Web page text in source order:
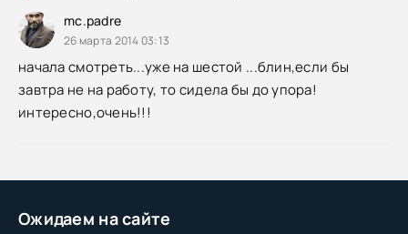
Ожидаем на сайте
mc.padre
26 марта 2014 03:13
начала смотреть...уже на шестой ...блин,если бы
завтра не на работу, то сидела бы до упора!
интересно,очень!!!